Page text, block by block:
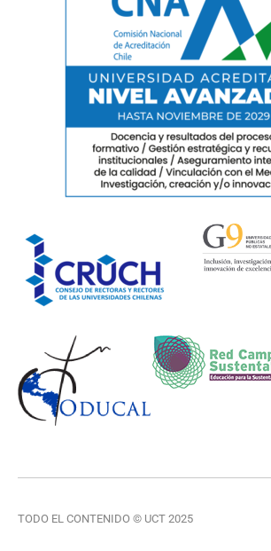
TODO EL CONTENIDO © UCT 2025